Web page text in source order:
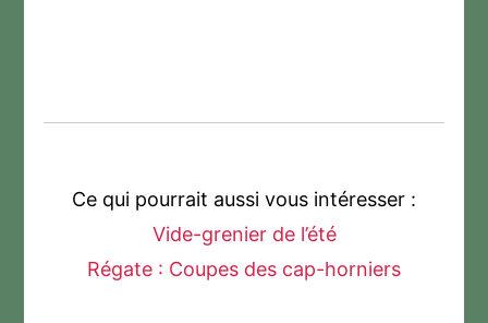
Ce qui pourrait aussi vous intéresser :
Vide-grenier de l’été
Régate : Coupes des cap-horniers